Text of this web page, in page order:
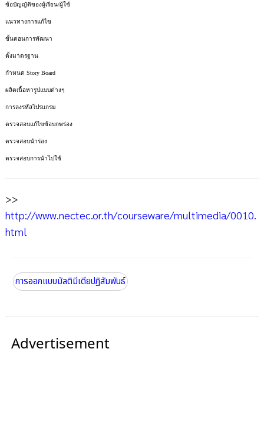
ข้อบัญญัติของผู้เรียน/ผู้ใช้
แนวทางการแก้ไข
ขั้นตอนการพัฒนา
ตั้งมาตรฐาน
กำหนด Story Board
ผลิตเนื้อหารูปแบบต่างๆ
การลงรหัสโปรแกรม
ตรวจสอบแก้ไขข้อบกพร่อง
ตรวจสอบนำร่อง
ตรวจสอบการนำไปใช้
>>
http://www.nectec.or.th/courseware/multimedia/0010.
html
การออกแบบมัลติมีเดียปฏิสัมพันธ์
Advertisement